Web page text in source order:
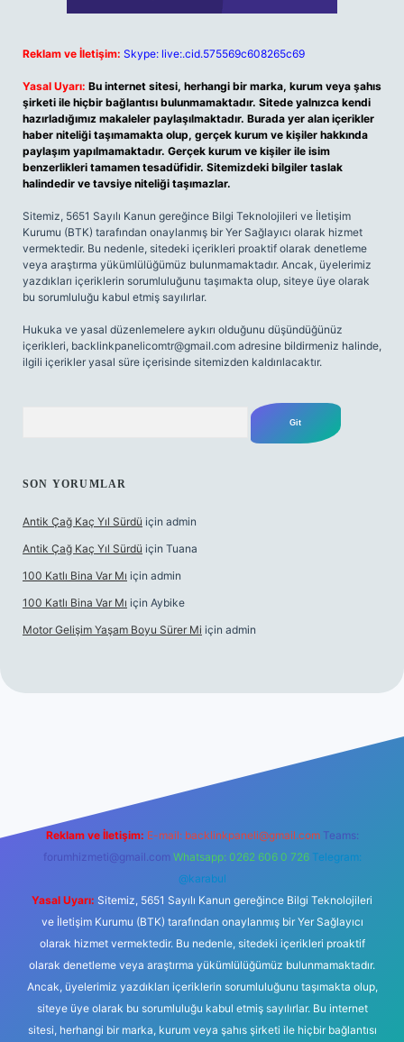
Reklam ve İletişim: Skype: live:.cid.575569c608265c69
Yasal Uyarı: Bu internet sitesi, herhangi bir marka, kurum veya şahıs
şirketi ile hiçbir bağlantısı bulunmamaktadır. Sitede yalnızca kendi
hazırladığımız makaleler paylaşılmaktadır. Burada yer alan içerikler
haber niteliği taşımamakta olup, gerçek kurum ve kişiler hakkında
paylaşım yapılmamaktadır. Gerçek kurum ve kişiler ile isim
benzerlikleri tamamen tesadüfidir. Sitemizdeki bilgiler taslak
halindedir ve tavsiye niteliği taşımazlar.
Sitemiz, 5651 Sayılı Kanun gereğince Bilgi Teknolojileri ve İletişim
Kurumu (BTK) tarafından onaylanmış bir Yer Sağlayıcı olarak hizmet
vermektedir. Bu nedenle, sitedeki içerikleri proaktif olarak denetleme
veya araştırma yükümlülüğümüz bulunmamaktadır. Ancak, üyelerimiz
yazdıkları içeriklerin sorumluluğunu taşımakta olup, siteye üye olarak
bu sorumluluğu kabul etmiş sayılırlar.
Hukuka ve yasal düzenlemelere aykırı olduğunu düşündüğünüz
içerikleri, backlinkpanelicomtr@gmail.com adresine bildirmeniz halinde,
ilgili içerikler yasal süre içerisinde sitemizden kaldırılacaktır.
SON YORUMLAR
Antik Çağ Kaç Yıl Sürdü için admin
Antik Çağ Kaç Yıl Sürdü için Tuana
100 Katlı Bina Var Mı için admin
100 Katlı Bina Var Mı için Aybike
Motor Gelişim Yaşam Boyu Sürer Mi için admin
Reklam ve İletişim: E-mail: backlinkpaneli@gmail.com Teams:
forumhizmeti@gmail.com Whatsapp: 0262 606 0 726 Telegram:
@karabul
Yasal Uyarı: Sitemiz, 5651 Sayılı Kanun gereğince Bilgi Teknolojileri
ve İletişim Kurumu (BTK) tarafından onaylanmış bir Yer Sağlayıcı
olarak hizmet vermektedir. Bu nedenle, sitedeki içerikleri proaktif
olarak denetleme veya araştırma yükümlülüğümüz bulunmamaktadır.
Ancak, üyelerimiz yazdıkları içeriklerin sorumluluğunu taşımakta olup,
siteye üye olarak bu sorumluluğu kabul etmiş sayılırlar. Bu internet
sitesi, herhangi bir marka, kurum veya şahıs şirketi ile hiçbir bağlantısı